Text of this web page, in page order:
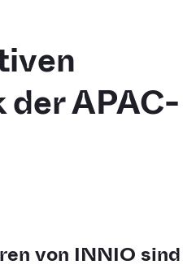
APAC-
von INNIO sind